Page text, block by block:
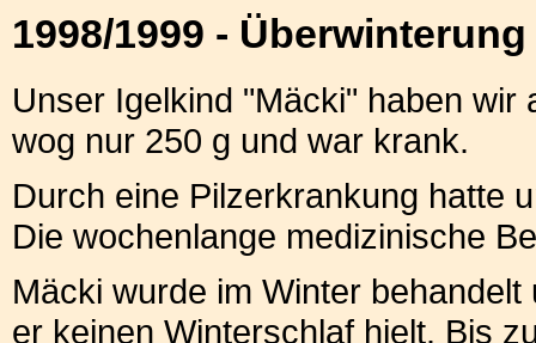
1998/1999 -
Unser Igelkind "Mäcki" haben
wog nur 250 g und war krank.
Durch eine Pilzerkrankung hatte
Die wochenlange medizinische
Mäcki wurde im Winter
er keinen Winterschlaf hielt. Bis